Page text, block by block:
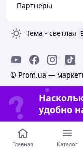
Партнеры
Тема - светлая
© Prom.ua —
удобно
Главная Каталог